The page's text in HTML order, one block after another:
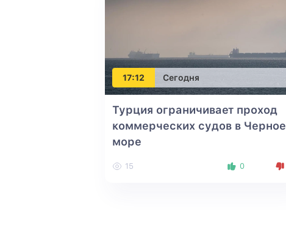
17:12 Сегодня
Турция ограничивает проход
коммерческих судов в Черное
море
15 0